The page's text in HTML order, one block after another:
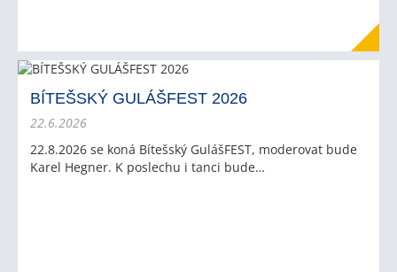
BÍTEŠSKÝ GULÁŠFEST 2026
22.6.2026
22.8.2026 se koná Bítešský GulášFEST, moderovat bude
Karel Hegner. K poslechu i tanci bude…